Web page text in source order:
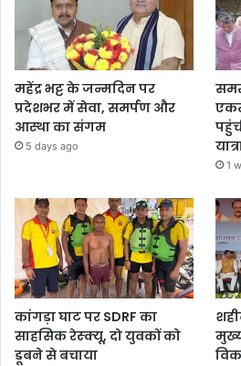
महेंद्र भट्ट के जन्मदिन पर
प्रदेशभर में सेवा, समर्पण और
आस्था का संगम
5 days ago
1
कांगड़ा घाट पर SDRF का
साहसिक रेस्क्यू, दो युवकों को
डूबने से बचाया